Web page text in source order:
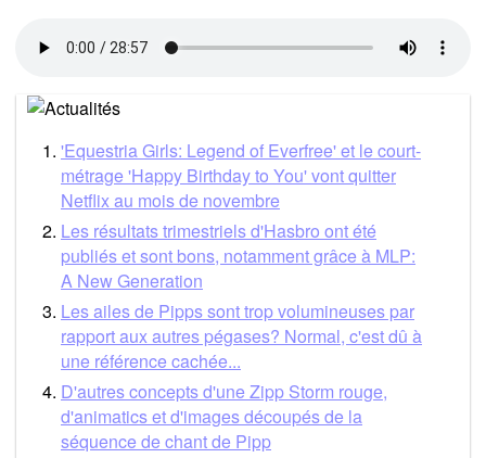
'Equestria Girls: Legend of Everfree' et le court-
métrage 'Happy Birthday to You' vont quitter
Netflix au mois de novembre
Les résultats trimestriels d'Hasbro ont été
publiés et sont bons, notamment grâce à MLP:
A New Generation
Les ailes de Pipps sont trop volumineuses par
rapport aux autres pégases? Normal, c'est dû à
une référence cachée...
D'autres concepts d'une Zipp Storm rouge,
d'animatics et d'images découpés de la
séquence de chant de Pipp